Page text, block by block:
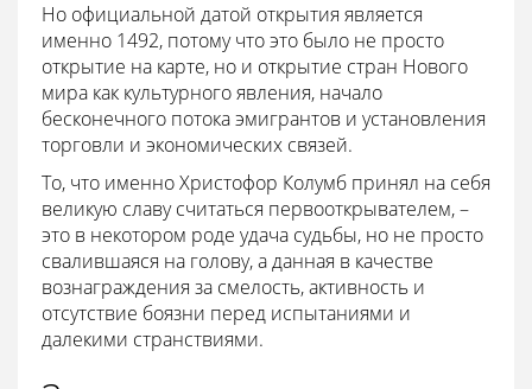
Но официальной датой открытия является
именно 1492, потому что это было не просто
открытие на карте, но и открытие стран Нового
мира как культурного явления, начало
бесконечного потока эмигрантов и установления
торговли и экономических связей.
То, что именно Христофор Колумб принял на себя
великую славу считаться первооткрывателем, –
это в некотором роде удача судьбы, но не просто
свалившаяся на голову, а данная в качестве
вознаграждения за смелость, активность и
отсутствие боязни перед испытаниями и
далекими странствиями.